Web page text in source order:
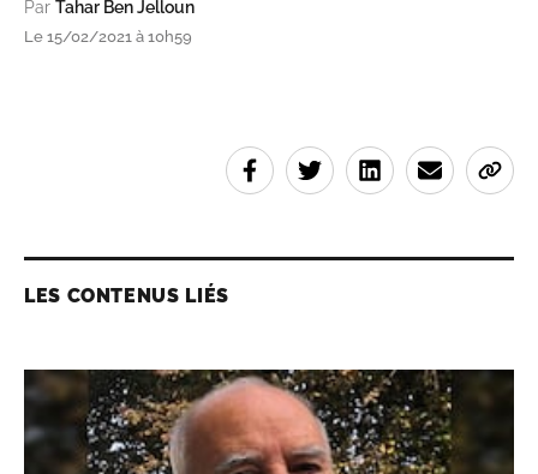
Par Tahar Ben Jelloun
Le 15/02/2021 à 10h59
LES CONTENUS LIÉS